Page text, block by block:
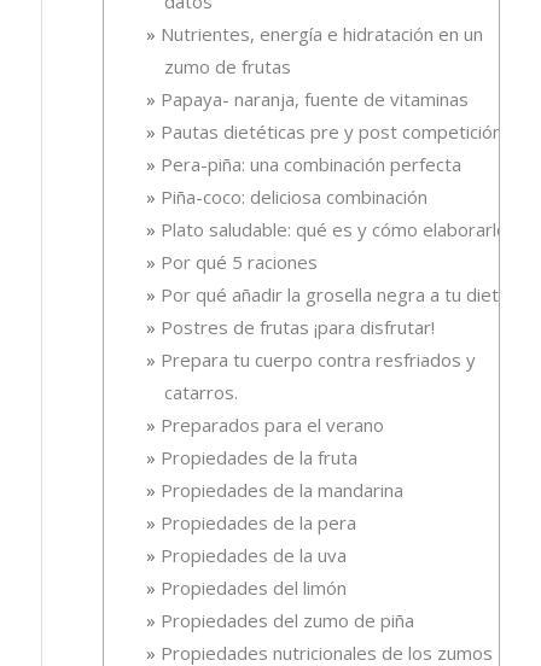
Nutrientes, energía e hidratación en un
zumo de frutas
Papaya- naranja, fuente de vitaminas
Pautas dietéticas pre y post competición
Pera-piña: una combinación perfecta
Piña-coco: deliciosa combinación
Plato saludable: qué es y cómo elaborarlo
Por qué 5 raciones
Por qué añadir la grosella negra a tu dieta
Postres de frutas ¡para disfrutar!
Prepara tu cuerpo contra resfriados y
catarros.
Preparados para el verano
Propiedades de la fruta
Propiedades de la mandarina
Propiedades de la pera
Propiedades de la uva
Propiedades del limón
Propiedades del zumo de piña
Propiedades nutricionales de los zumos